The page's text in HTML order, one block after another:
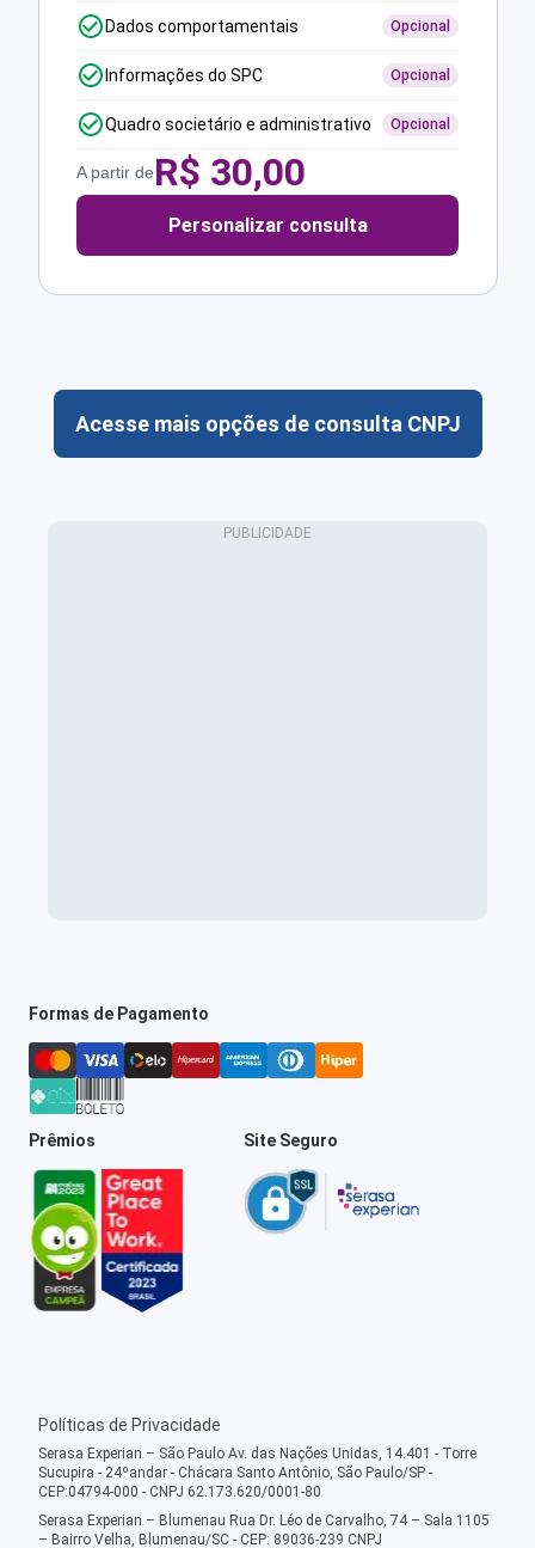
Dados comportamentais Opcional
Informações do SPC Opcional
Quadro societário e administrativo Opcional
A partir deR$ 30,00
Personalizar consulta
Acesse mais opções de consulta CNPJ
Formas de Pagamento
Prêmios Site Seguro
Políticas de Privacidade
Serasa Experian – São Paulo Av. das Nações Unidas, 14.401 - Torre
Sucupira - 24ºandar - Chácara Santo Antônio, São Paulo/SP -
CEP:04794-000 - CNPJ 62.173.620/0001-80
Serasa Experian – Blumenau Rua Dr. Léo de Carvalho, 74 – Sala 1105
– Bairro Velha, Blumenau/SC - CEP: 89036-239 CNPJ